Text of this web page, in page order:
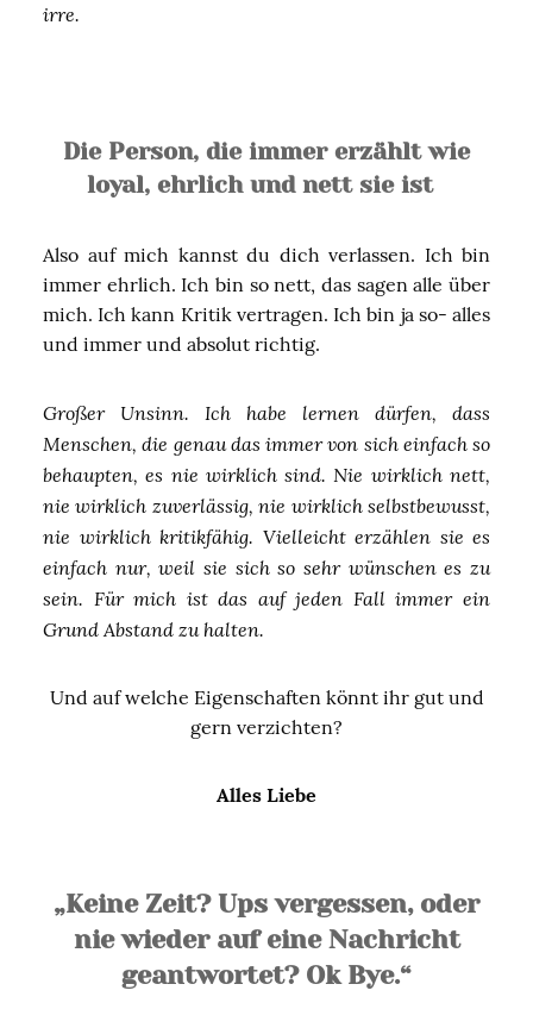
irre.
Die Person, die immer erzählt wie
loyal, ehrlich und nett sie ist
Also auf mich kannst du dich verlassen. Ich bin
immer ehrlich. Ich bin so nett, das sagen alle über
mich. Ich kann Kritik vertragen. Ich bin ja so- alles
und immer und absolut richtig.
Großer Unsinn. Ich habe lernen dürfen, dass
Menschen, die genau das immer von sich einfach so
behaupten, es nie wirklich sind. Nie wirklich nett,
nie wirklich zuverlässig, nie wirklich selbstbewusst,
nie wirklich kritikfähig. Vielleicht erzählen sie es
einfach nur, weil sie sich so sehr wünschen es zu
sein. Für mich ist das auf jeden Fall immer ein
Grund Abstand zu halten.
Und auf welche Eigenschaften könnt ihr gut und
gern verzichten?
Alles Liebe
„Keine Zeit? Ups vergessen, oder
nie wieder auf eine Nachricht
geantwortet? Ok Bye.“